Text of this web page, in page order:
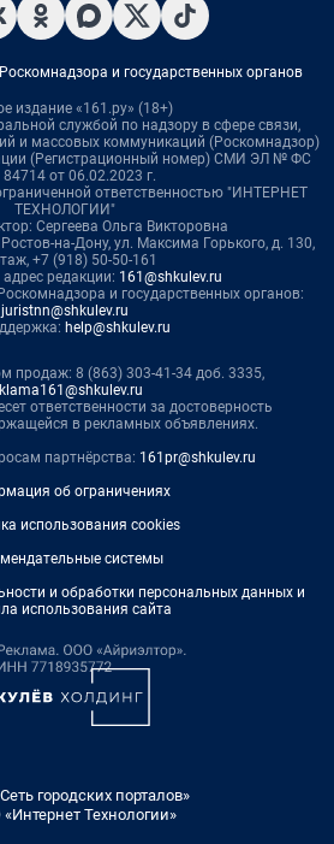
и государственных органов
издание «161.ру» (18+)
службой по надзору в сфере связи,
и массовых коммуникаций (Роскомнадзор)
(Регистрационный номер) СМИ ЭЛ № ФС
от 06.02.2023 г.
ответственностью "ИНТЕРНЕТ
ТЕХНОЛОГИИ"
Сергеева Ольга Викторовна
на-Дону, ул. Максима Горького, д. 130,
+7 (918) 50-50-161
редакции: 161@shkulev.ru
и государственных органов:
juristnn@shkulev.ru
help@shkulev.ru
продаж: 8 (863) 303-41-34 доб. 3335,
ответственности за достоверность
в рекламных объявлениях.
партнёрства: 161pr@shkulev.ru
об ограничениях
использования cookies
системы
и обработки персональных данных и
использования сайта
городских порталов»
Технологии»